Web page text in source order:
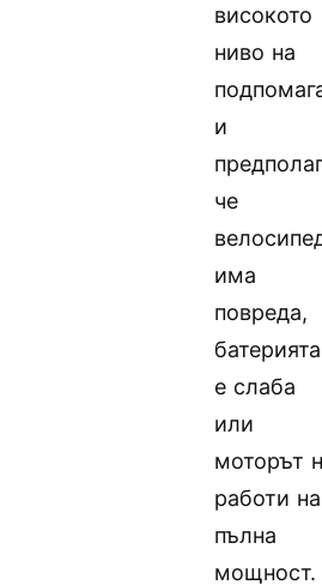
високото
ниво на
и
че
има
повреда,
батерията
е слаба
или
моторът
работи на
пълна
мощност.